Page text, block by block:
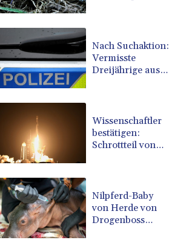
Nach Suchaktion:
Vermisste
Dreijährige aus
Wissenschaftler
bestätigen:
Schrottteil von
Nilpferd-Baby
von Herde von
Drogenboss